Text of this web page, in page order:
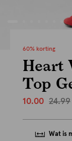
60% korting
Heart
Top
10.00 24.99
Wat is